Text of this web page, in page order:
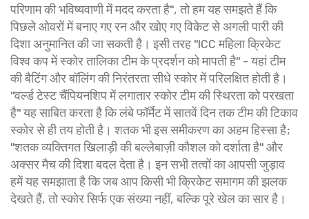
परिणाम की भविष्यवाणी में मदद करता है", तो हम यह समझते हैं कि
पिछले ओवरों में बनाए गए रन और खोए गए विकेट से अगली पारी की
दिशा अनुमानित की जा सकती है। इसी तरह "ICC महिला क्रिकेट
विश्व कप में स्कोर तालिका टीम के प्रदर्शन को मापती है" - यहां टीम
की बैटिंग और बॉलिंग की निरंतरता सीधे स्कोर में परिलक्षित होती है।
"वर्ल्ड टेस्ट चैंपियनशिप में लगातार स्कोर टीम की स्थिरता को परखता
है" यह साबित करता है कि लंबे फॉर्मेट में सातवें दिन तक टीम की टिकाव
स्कोर से ही तय होती है। शतक भी इस समीकरण का अहम हिस्सा है;
"शतक व्यक्तिगत खिलाड़ी की बल्लेबाज़ी कौशल को दर्शाता है" और
अक्सर मैच की दिशा बदल देता है। इन सभी तत्वों का आपसी जुड़ाव
हमें यह समझाता है कि जब आप किसी भी क्रिकेट समागम की झलक
देखते हैं, तो स्कोर सिर्फ एक संख्या नहीं, बल्कि पूरे खेल का सार है।